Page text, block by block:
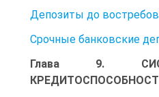
Депозиты до
Срочные банковские
Глава 9.